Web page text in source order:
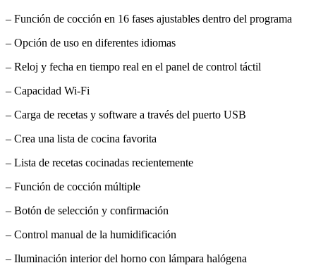
– Función de cocción en 16 fases ajustables dentro del programa
– Opción de uso en diferentes idiomas
– Reloj y fecha en tiempo real en el panel de control táctil
– Capacidad Wi-Fi
– Carga de recetas y software a través del puerto USB
– Crea una lista de cocina favorita
– Lista de recetas cocinadas recientemente
– Función de cocción múltiple
– Botón de selección y confirmación
– Control manual de la humidificación
– Iluminación interior del horno con lámpara halógena